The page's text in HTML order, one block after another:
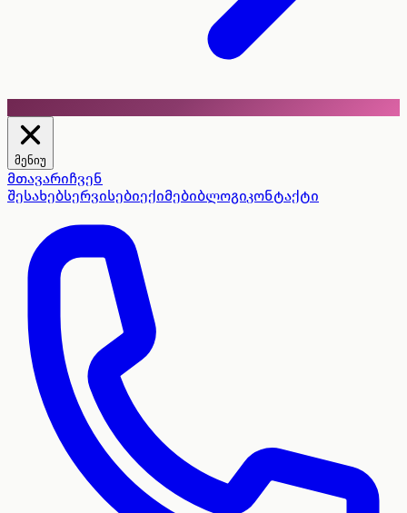
მენიუ
მთავარიჩვენ
შესახებსერვისებიექიმებიბლოგიკონტაქტი